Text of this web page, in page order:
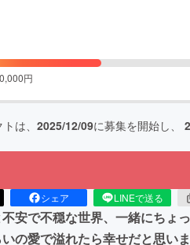
円
は、 2025/12/09に募集を開始し、
シェア LINEで送る
安で不穏な世界、一緒にちょ
の愛で溢れたら幸せだと思い